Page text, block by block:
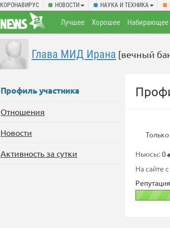
КОРОНАВИРУС НОВОСТИ НАУКА И ТЕХНИКА
Лучшее Хорошее Набирающее
Глава МИД Ирана [вечный
Профиль участника
Отношения
Новости
Активность за сутки Ньюсы:0
На сайте с